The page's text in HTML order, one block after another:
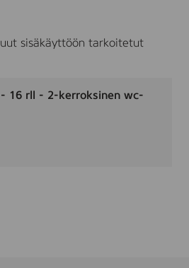
sisäkäyttöön tarkoitetut
- 16 rll - 2-kerroksinen wc-